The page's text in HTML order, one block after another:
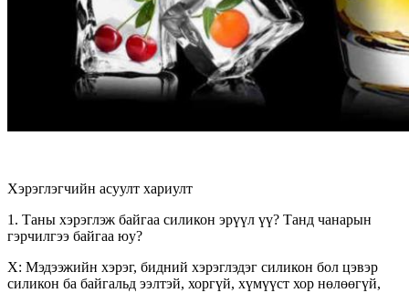
Хэрэглэгчийн асуулт хариулт
1. Таны хэрэглэж байгаа силикон эрүүл үү? Танд чанарын
гэрчилгээ байгаа юу?
Х: Мэдээжийн хэрэг, бидний хэрэглэдэг силикон бол цэвэр
силикон ба байгальд ээлтэй, хоргүй, хүмүүст хор нөлөөгүй,